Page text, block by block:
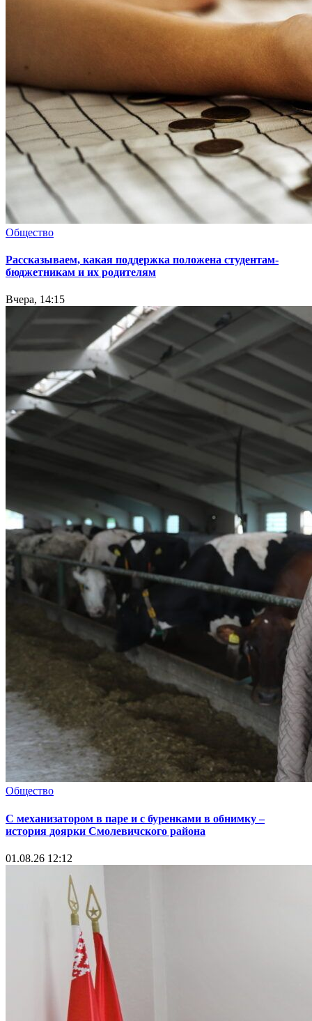
Общество
Рассказываем, какая поддержка положена студентам-
бюджетникам и их родителям
Вчера, 14:15
Общество
С механизатором в паре и с буренками в обнимку –
история доярки Смолевичского района
01.08.26 12:12